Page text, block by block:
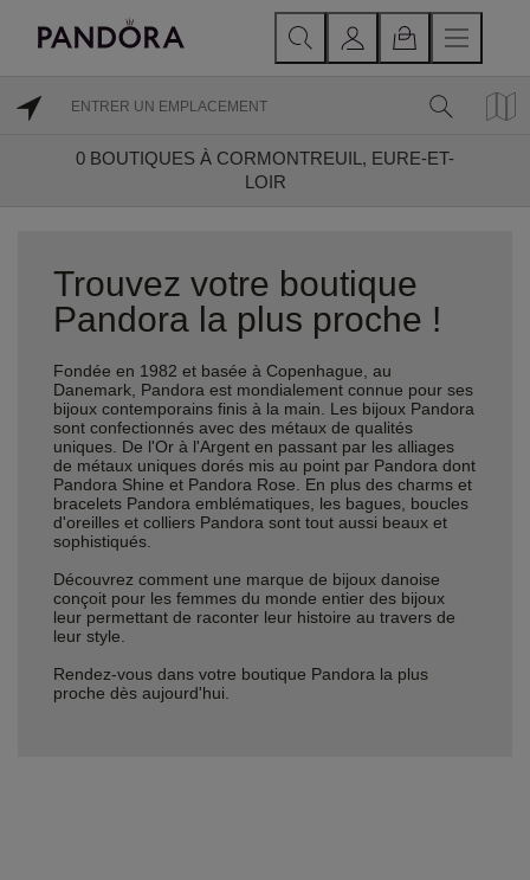
0 BOUTIQUES À CORMONTREUIL, EURE-ET-
LOIR
Trouvez votre boutique
Pandora la plus proche !
Fondée en 1982 et basée à Copenhague, au
Danemark, Pandora est mondialement connue pour ses
bijoux contemporains finis à la main. Les bijoux Pandora
sont confectionnés avec des métaux de qualités
uniques. De l'Or à l'Argent en passant par les alliages
de métaux uniques dorés mis au point par Pandora dont
Pandora Shine et Pandora Rose. En plus des charms et
bracelets Pandora emblématiques, les bagues, boucles
d'oreilles et colliers Pandora sont tout aussi beaux et
sophistiqués.
Découvrez comment une marque de bijoux danoise
conçoit pour les femmes du monde entier des bijoux
leur permettant de raconter leur histoire au travers de
leur style.
Rendez-vous dans votre boutique Pandora la plus
proche dès aujourd'hui.